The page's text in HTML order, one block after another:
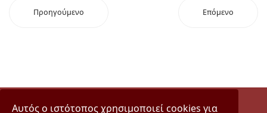
Προηγούμενο Επόμενο
Αυτός ο ιστότοπος χρησιμοποιεί cookies για